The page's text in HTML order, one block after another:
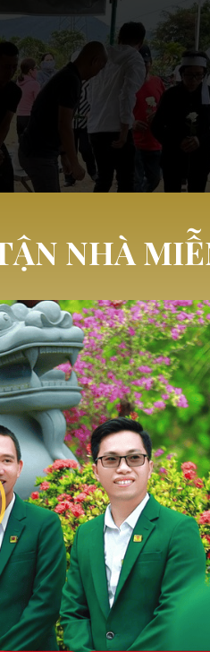
án
thức nào. Việc này không chỉ
NHÀ